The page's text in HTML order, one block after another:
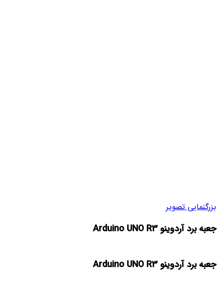
بزرگنمایی تصویر
جعبه برد آردوینو Arduino UNO R3
جعبه برد آردوینو Arduino UNO R3